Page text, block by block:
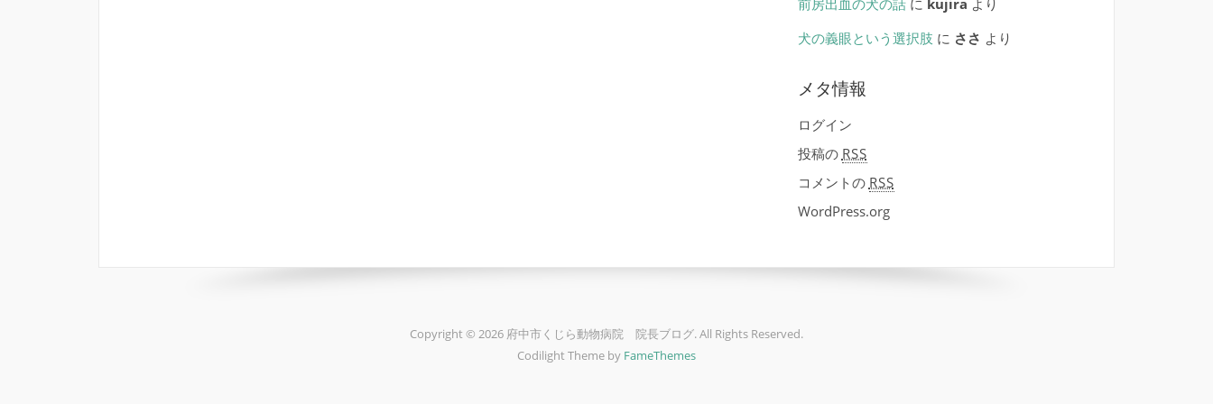
前房出血の犬の話に kujira より
犬の義眼という選択肢 に ささ より
メタ情報
ログイン
投稿の RSS
コメントの RSS
WordPress.org
Copyright © 2026 府中市くじら動物病院 院長ブログ. All Rights Reserved.
Codilight Theme by FameThemes